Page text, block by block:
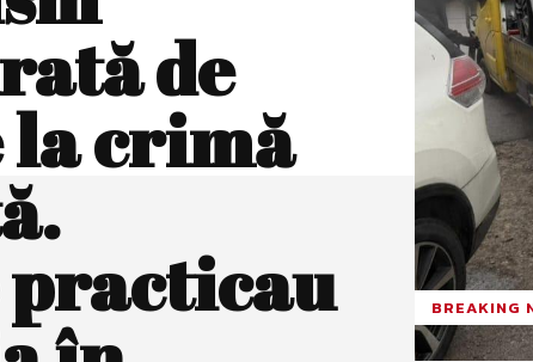
de
crimă
BREAKING